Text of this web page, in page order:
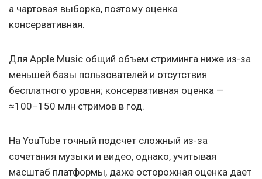
а чартовая выборка, поэтому оценка
консервативная.
Для Apple Music общий объем стриминга ниже из-за
меньшей базы пользователей и отсутствия
бесплатного уровня; консервативная оценка —
≈100−150 млн стримов в год.
На YouTube точный подсчет сложный из-за
сочетания музыки и видео, однако, учитывая
масштаб платформы, даже осторожная оценка дает